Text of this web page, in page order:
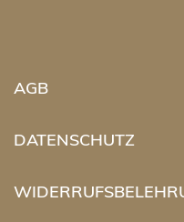
AGB
DATENSCHUTZ